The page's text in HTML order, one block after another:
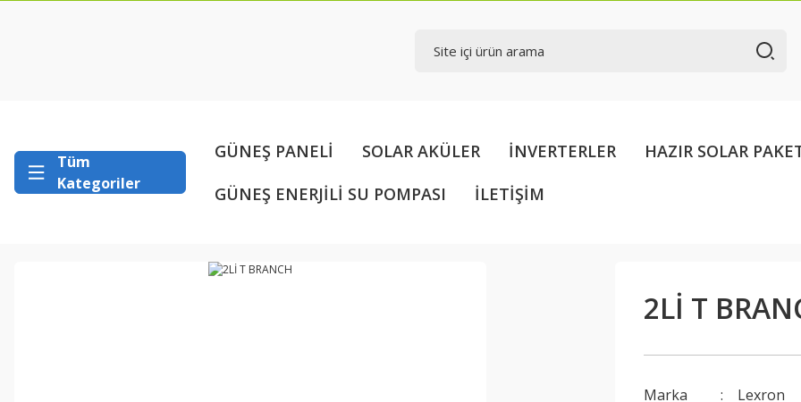
Tüm
Kategoriler
GÜNEŞ PANELİ SOLAR AKÜLER İNVERTERLER
HAZIR SOLAR
GÜNEŞ ENERJİLİ SU POMPASI
İLETİŞİM
2Lİ T
Marka
Lexron